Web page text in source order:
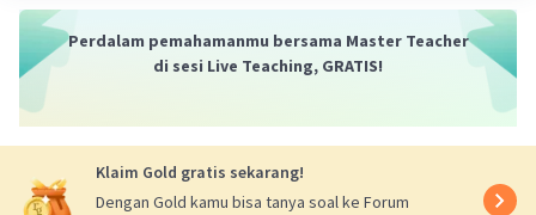
Perdalam pemahamanmu bersama Master Teacher
di sesi Live Teaching, GRATIS!
Klaim Gold gratis sekarang!
Dengan Gold kamu bisa tanya soal ke Forum